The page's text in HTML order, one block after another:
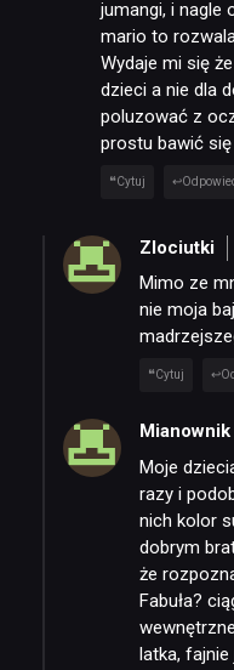
jumangi, i nagle
mario to
Wydaje mi się
dzieci a nie dla
poluzować z
prostu bawić
Cytuj
Zlociutki
Mimo ze
nie moja
Cytuj
Mianownik
Moje
razy i
nich kolor
dobrym
że
Fabuła?
latka,